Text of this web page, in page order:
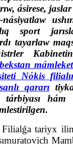
ásirese,
násiyatlaw
sport
tayarlaw
Nókis
qararı
tárbiyası hám
tariyx